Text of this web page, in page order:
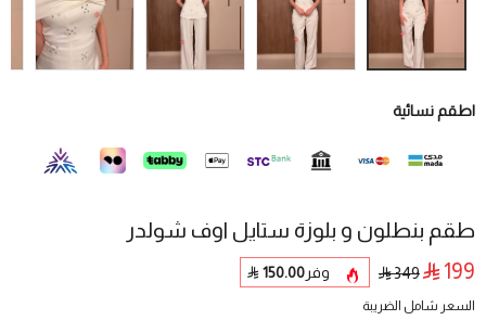
طقم بنطلون و بلوزة ستايل اوف شولدر
اطقم نسائية
199
349 وفر150.00
السعر شامل الضريبة